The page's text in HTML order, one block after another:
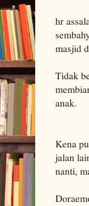
hr
masjid
Tidak
anak.
Kena
jalan
nanti,